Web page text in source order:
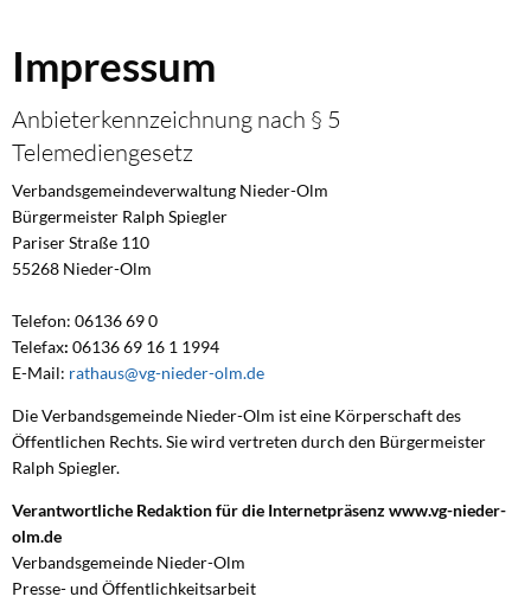
Impressum
Impressum
Anbieterkennzeichnung nach § 5
Telemediengesetz
Verbandsgemeindeverwaltung Nieder-Olm
Bürgermeister Ralph Spiegler
Pariser Straße 110
55268 Nieder-Olm
Telefon: 06136 69 0
Telefax: 06136 69 16 1 1994
E-Mail: rathaus@vg-nieder-olm.de
Die Verbandsgemeinde Nieder-Olm ist eine Körperschaft des
Öffentlichen Rechts. Sie wird vertreten durch den Bürgermeister
Ralph Spiegler.
Verantwortliche Redaktion für die Internetpräsenz www.vg-nieder-
olm.de
Verbandsgemeinde Nieder-Olm
Presse- und Öffentlichkeitsarbeit